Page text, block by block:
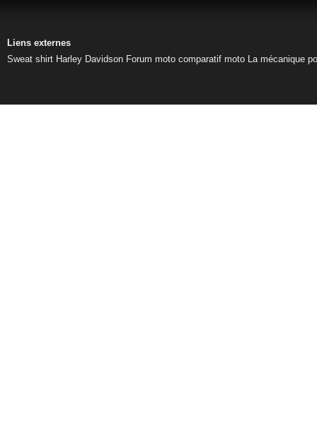
Liens externes
Sweat shirt Harley Davidson Forum moto comparatif moto La mécanique